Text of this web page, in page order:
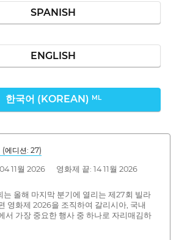
SPANISH
ENGLISH
한국어 (KOREAN) ML
(에디션: 27)
11월 2026 영화제 끝: 14 11월 2026
는 올해 마지막 분기에 열리는 제27회 빌라
영화제 2026을 조직하여 갈리시아, 국내
서 가장 중요한 행사 중 하나로 자리매김하